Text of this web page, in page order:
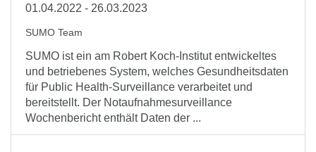
01.04.2022 - 26.03.2023
SUMO Team
SUMO ist ein am Robert Koch-Institut entwickeltes
und betriebenes System, welches Gesundheitsdaten
für Public Health-Surveillance verarbeitet und
bereitstellt. Der Notaufnahmesurveillance
Wochenbericht enthält Daten der ...